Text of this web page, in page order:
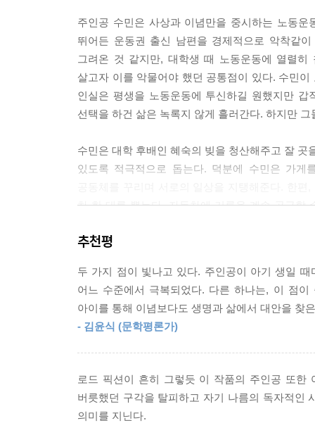
--- p.129
스무 살 무렵엔 자신이 나중에 운전을 하게 될 거
옆에 남자란 든든한 산이 버티고 있어줘야 한다는
--- p.153
쉬고 싶을 때 쉬고, 그렇게. 수민 씨는 속도광의 기
--- p.155
걸까.
--- pp.178~179
저 남자에게 묻고 싶다. 당신은 스무 살 때 계급제
아니라 이 땅에서 어떻게 몸으로 느꼈으며 지금은
술집으로 돈을 번 엄마의 피를 물려받은 여자, 밤
제 저 여자가 대열의 선두에서 각목을 들고 설친
--- p.244
주인공 수민은 사상과 이념만을 중시하는 노동
뛰어든 운동권 출신 남편을 경제적으로 악착같
그려온 것 같지만, 대학생 때 노동운동에 열렬
살고자 이를 악물어야 했던 공통점이 있다. 수민
인실은 평생을 노동운동에 투신하길 원했지만
선택을 하건 삶은 녹록지 않게 흘러간다. 하지만 그
수민은 대학 후배인 혜숙의 빚을 청산해주고 잘
있도록 적극적으로 돕는다. 덕분에 수민은 가
차 한 대를 뽑는다. 자동차에 기름을 계속 공급할
틈만 나면 도피하고 헤매는 사람처럼 보이겠지만,
의 또 다른 어엿한 주인공으로서 수민의 성장과
개인의 행복이냐 사회적 대의냐, 하는 이분법적
성별의 대의였다는 사실을 뼈저리게 깨달아가
미래를 꿈꾼다. 그것은 사회변혁을 위해 개인의
강한 폭풍우에 휩싸인다 하더라도, 낯선 곳에서
든든한 길동무이자 하루가 다르게 무럭무럭 자라
추천평
두 가지 점이 빛나고 있다. 주인공이 아기 생일
어느 수준에서 극복되었다. 다른 하나는, 이 점
아이를 통해 이념보다도 생명과 삶에서 대안을 찾
- 김윤식 (문학평론가)
로드 픽션이 흔히 그렇듯 이 작품의 주인공 또한
버릇했던 구각을 탈피하고 자기 나름의 독자적인
의미를 지닌다.